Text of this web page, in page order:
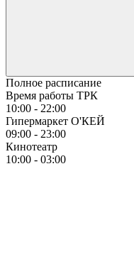
Полное расписание
Время работы ТРК
10:00 - 22:00
Гипермаркет О'КЕЙ
09:00 - 23:00
Кинотеатр
10:00 - 03:00